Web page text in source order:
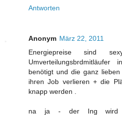
Antworten
Anonym März 22, 2011
Energiepreise sind
benötigt und die ganz
ihren Job verlieren + die
knapp werden .
na ja - der Ing wird